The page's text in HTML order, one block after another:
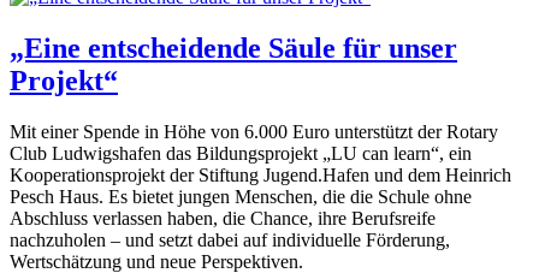
„Eine entscheidende Säule für unser
Projekt“
Mit einer Spende in Höhe von 6.000 Euro unterstützt der Rotary
Club Ludwigshafen das Bildungsprojekt „LU can learn“, ein
Kooperationsprojekt der Stiftung Jugend.Hafen und dem Heinrich
Pesch Haus. Es bietet jungen Menschen, die die Schule ohne
Abschluss verlassen haben, die Chance, ihre Berufsreife
nachzuholen – und setzt dabei auf individuelle Förderung,
Wertschätzung und neue Perspektiven.